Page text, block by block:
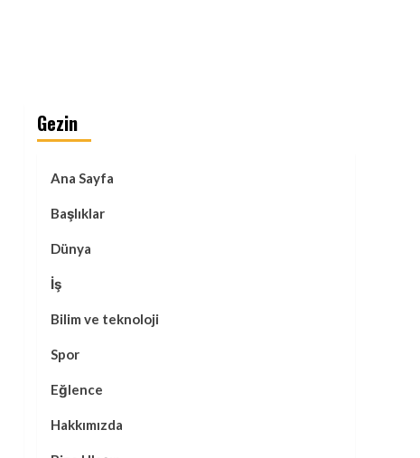
Gezin
Ana Sayfa
Başlıklar
Dünya
İş
Bilim ve teknoloji
Spor
Eğlence
Hakkımızda